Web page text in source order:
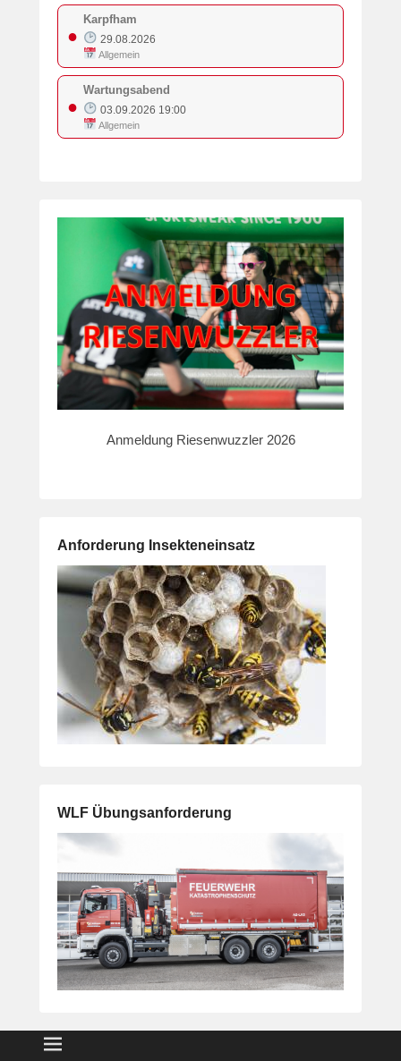
●
Karpfham
29.08.2026
Allgemein
●
Wartungsabend
03.09.2026 19:00
Allgemein
Anmeldung Riesenwuzzler 2026
Anforderung Insekteneinsatz
WLF Übungsanforderung